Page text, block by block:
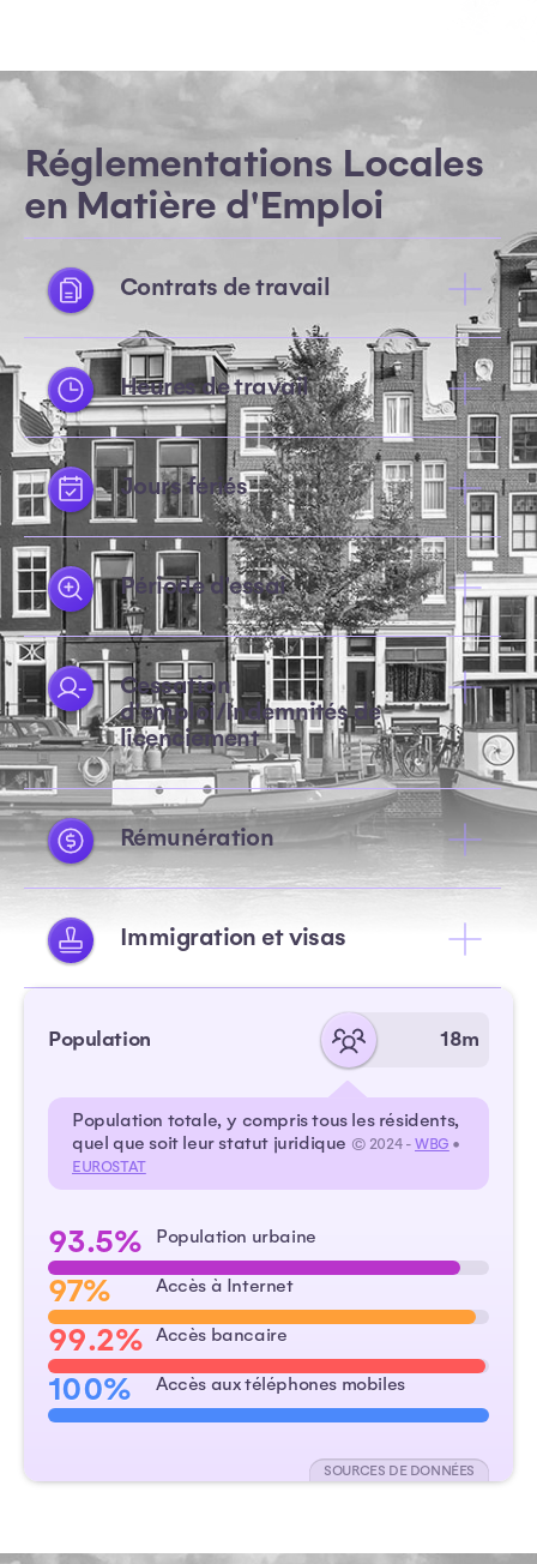
Réglementations Locales
en Matière d'Emploi
Contrats de travail
Heures de travail
Jours fériés
Période d'essai
Cessation
d'emploi/Indemnités de
licenciement
Rémunération
Immigration et visas
Population 18m
Population totale, y compris tous les résidents,
quel que soit leur statut juridique © 2024 -WBG •
EUROSTAT
93.5% Population urbaine
97% Accès à Internet
99.2% Accès bancaire
100% Accès aux téléphones mobiles
SOURCES DE DONNÉES